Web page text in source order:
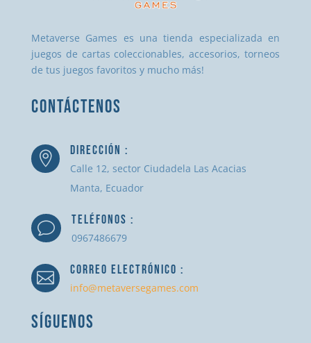
Metaverse Games es una tienda especializada en
juegos de cartas coleccionables, accesorios, torneos
de tus juegos favoritos y mucho más!
CONTÁCTENOS
 DIRECCIÓN :
Calle 12, sector Ciudadela Las Acacias
Manta, Ecuador
v TELÉFONOS :
0967486679
 CORREO ELECTRÓNICO :
info@metaversegames.com
SÍGUENOS